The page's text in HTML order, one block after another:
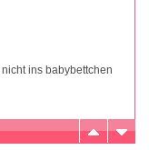
ins babybettchen